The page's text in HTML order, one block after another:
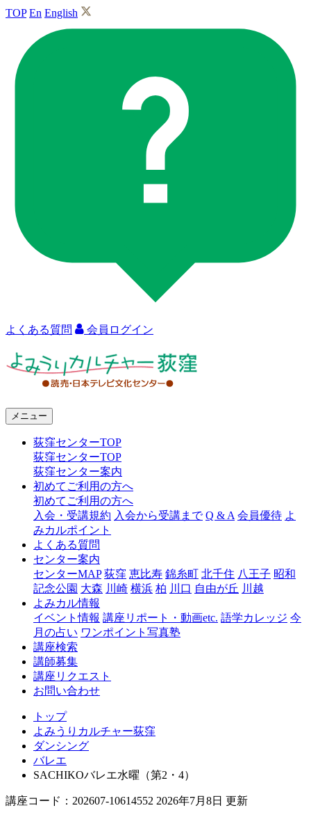
TOP En English
よくある質問 会員ログイン
ャ
窪
メニュー
荻窪センターTOP
荻窪センターTOP
荻窪センター案内
初めてご利用の方へ
初めてご利用の方へ
入会・受講規約 入会から受講まで Q & A 会員優待 よ
みカルポイント
よくある質問
センター案内
センターMAP 荻窪 恵比寿 錦糸町 北千住 八王子 昭和
記念公園 大森 川崎 横浜 柏 川口 自由が丘 川越
よみカル情報
イベント情報 講座リポート・動画etc. 語学カレッジ 今
月の占い ワンポイント写真塾
講座検索
講師募集
講座リクエスト
お問い合わせ
トップ
よみうりカルチャー荻窪
ダンシング
バレエ
SACHIKOバレエ水曜（第2・4）
講座コード：202607-10614552 2026年7月8日 更新